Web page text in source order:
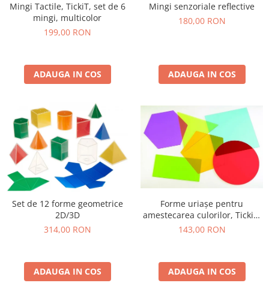
Mingi Tactile, TickiT, set de 6
mingi, multicolor
199,00 RON
ADAUGA IN COS
Mingi senzoriale reflective
180,00 RON
ADAUGA IN COS
Set de 12 forme geometrice
2D/3D
314,00 RON
ADAUGA IN COS
Forme uriașe pentru
amestecarea culorilor, TickiT,
set de 6 elemente, multicolor
143,00 RON
ADAUGA IN COS